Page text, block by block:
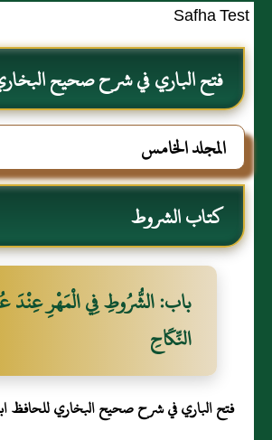
Safha Test
فتح الباري في شرح صحيح
حجر العسقلاني
المجلد الخامس
كتاب الشروط
باب: الشُّرُوطِ فِي الْمَهْرِ عِنْدَ
النِّكَاحِ
فتح الباري في شرح صحيح البخاري للحافظ